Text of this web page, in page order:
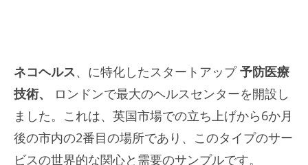
ネコヘルス、に特化したスタートアップ 予防医療
技術、
ロンドンで最大のヘルスセンターを開設し
ました。これは、英国市場での立ち上げから6か月
後の市内の2番目の場所であり、このタイプのサー
ビスの世界的な関心と需要のサンプルです。